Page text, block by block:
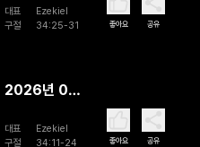
God's
대표
구절
Ezekiel
34:25-31
좋아요 공유
2026년 08
The Lord,
대표
구절
Ezekiel
34:11-24
좋아요 공유